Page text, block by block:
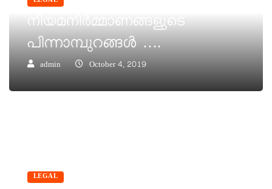
നിയമനിർമ്മാണങ്ങളുടെ
പിന്നാമ്പുറങ്ങൾ ….
admin October 4, 2019
LEGAL